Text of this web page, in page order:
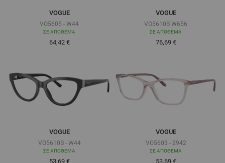
VOGUE
VO5605 - W44
ΣΕ ΑΠΌΘΕΜΑ
Τόσο χαμηλά όσο
64,42 €
VOGUE
VO5610B W656
ΣΕ ΑΠΌΘΕΜΑ
Τόσο χαμηλά όσο
76,69 €
VOGUE
VO5610B - W44
ΣΕ ΑΠΌΘΕΜΑ
Τόσο χαμηλά όσο
53,69 €
VOGUE
VO5603 - 2942
ΣΕ ΑΠΌΘΕΜΑ
Τόσο χαμηλά όσο
53,69 €